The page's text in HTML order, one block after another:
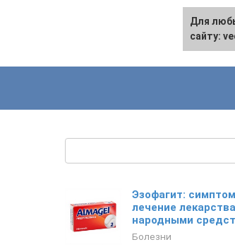
Эзофагит:
лечение
народными
Болезни
Для
сайту: